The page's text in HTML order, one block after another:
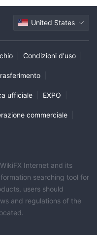
United States
Condizioni d'uso
ufficiale EXPO
commerciale
Internet and its
searching tool for
users should
and regulations of the